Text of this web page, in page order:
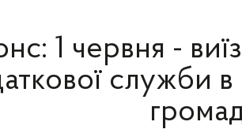
1 червня -
служби в